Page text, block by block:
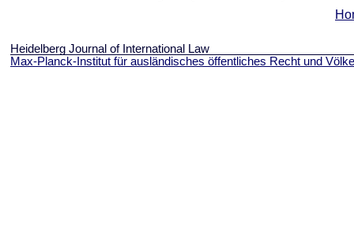
Heidelberg Journal of International Law
Max-Planck-Institut für ausländisches öffentliches Recht und